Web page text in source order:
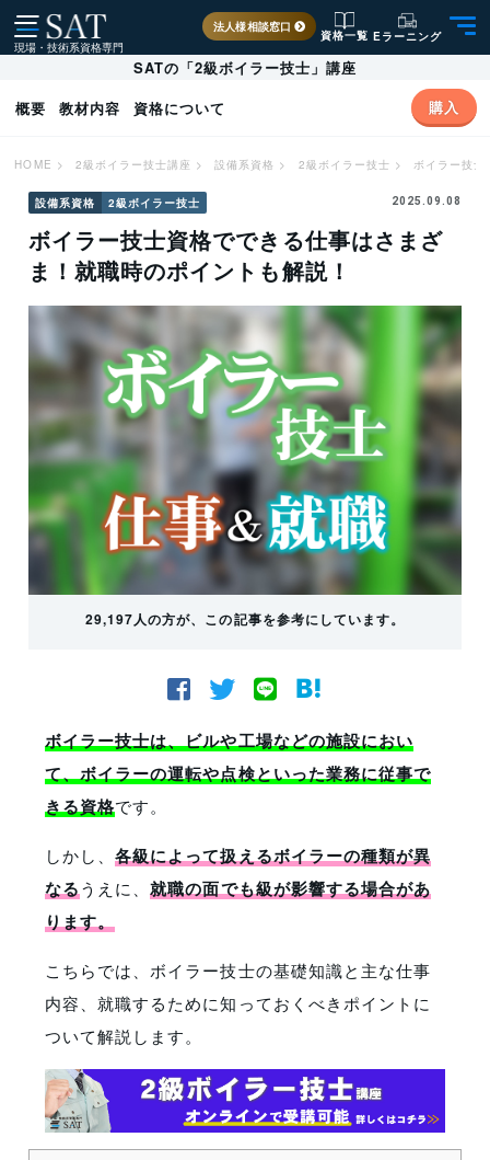
現場・技術系資格専門
法人様相談窓口
資格一覧 Eラーニング
SATの「2級ボイラー技士」講座
概要
教材内容 資格について 購入
HOME > 2級ボイラー技士講座 > 設備系資格 > 2級ボイラー技士 > ボイラー技
設備系資格 2級ボイラー技士 2025.09.08
ボイラー技士資格でできる仕事はさまざ
ま！就職時のポイントも解説！
29,197人の方が、この記事を参考にしています。
ボイラー技士は、ビルや工場などの施設におい
て、ボイラーの運転や点検といった業務に従事で
きる資格です。
しかし、各級によって扱えるボイラーの種類が異
なるうえに、就職の面でも級が影響する場合があ
ります。
こちらでは、ボイラー技士の基礎知識と主な仕事
内容、就職するために知っておくべきポイントに
ついて解説します。